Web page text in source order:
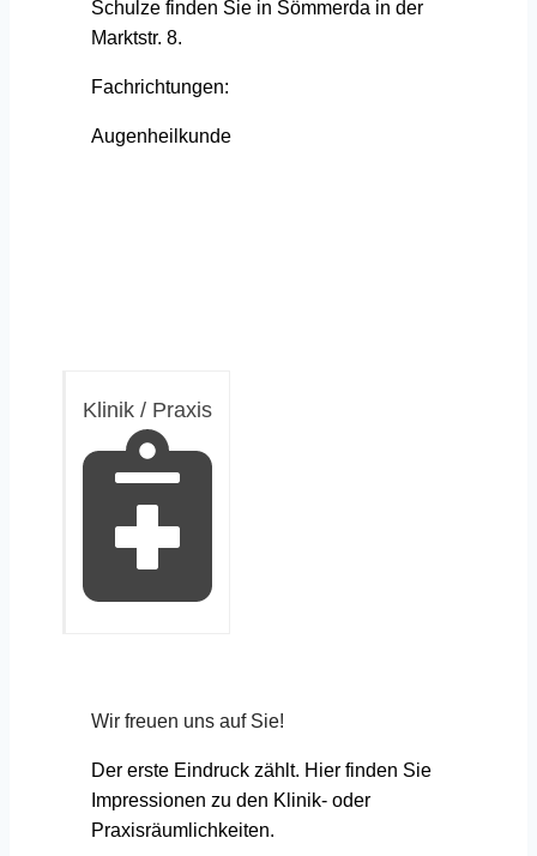
Schulze finden Sie in Sömmerda in der
Marktstr. 8.
Fachrichtungen:
Augenheilkunde
Klinik / Praxis
Wir freuen uns auf Sie!
Der erste Eindruck zählt. Hier finden Sie
Impressionen zu den Klinik- oder
Praxisräumlichkeiten.